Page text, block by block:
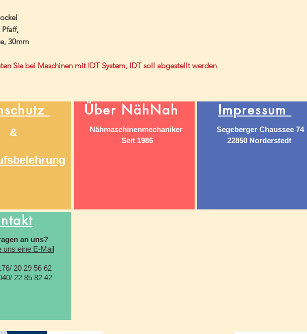
30mm
Sie bei Maschinen mit IDT System, IDT soll abgestellt werden
&
Über NähNah
Nähmaschinenmechaniker
Seit 1986
Impressum
Segeberger Chaussee 74
22850 Norderstedt
an uns?
uns eine E-Mail
20 29 56 62
85 82 42